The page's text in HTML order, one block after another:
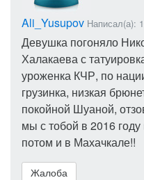
Ali_Yusupov Написал(а):
Девушка погоняло
Халакаева с
уроженка КЧР, по
грузинка, низкая
покойной Шуаной,
мы с тобой в 2016
потом и в Махачкале!!
Жалоба